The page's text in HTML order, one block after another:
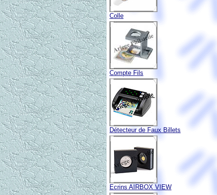
Colle
Compte Fils
Détecteur de Faux Billets
Ecrins AIRBOX VIEW